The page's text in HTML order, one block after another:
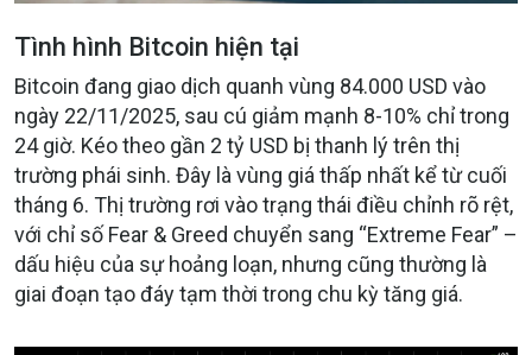
Tình hình Bitcoin hiện tại
Bitcoin đang giao dịch quanh vùng 84.000 USD vào
ngày 22/11/2025, sau cú giảm mạnh 8-10% chỉ trong
24 giờ. Kéo theo gần 2 tỷ USD bị thanh lý trên thị
trường phái sinh. Đây là vùng giá thấp nhất kể từ cuối
tháng 6. Thị trường rơi vào trạng thái điều chỉnh rõ rệt,
với chỉ số Fear & Greed chuyển sang “Extreme Fear” –
dấu hiệu của sự hoảng loạn, nhưng cũng thường là
giai đoạn tạo đáy tạm thời trong chu kỳ tăng giá.